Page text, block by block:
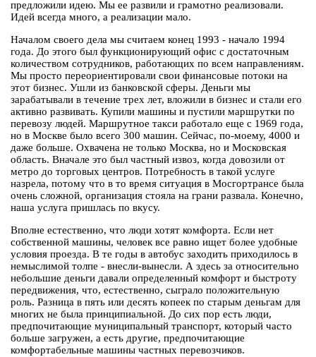
предложили идею. Мы ее развили и грамотно реализовали.
Идей всегда много, а реализации мало.
Началом своего дела мы считаем конец 1993 - начало 1994
года. До этого был функционирующий офис с достаточным
количеством сотрудников, работающих по всем направлениям.
Мы просто переориентировали свои финансовые потоки на
этот бизнес. Ушли из банковской сферы. Деньги мы
зарабатывали в течение трех лет, вложили в бизнес и стали его
активно развивать. Купили машины и пустили маршрутки по
перевозу людей. Маршрутное такси работало еще с 1969 года,
но в Москве было всего 300 машин. Сейчас, по-моему, 4000 и
даже больше. Охвачена не только Москва, но и Московская
область. Вначале это был частный извоз, когда довозили от
метро до торговых центров. Потребность в такой услуге
назрела, потому что в то время ситуация в Мосгортрансе была
очень сложной, организация стояла на грани развала. Конечно,
наша услуга пришлась по вкусу.
Вполне естественно, что люди хотят комфорта. Если нет
собственной машины, человек все равно ищет более удобные
условия проезда. В те годы в автобус заходить приходилось в
немыслимой толпе - внесли-вынесли. А здесь за относительно
небольшие деньги давали определенный комфорт и быстроту
передвижения, что, естественно, сыграло положительную
роль. Разница в пять или десять копеек по старым деньгам для
многих не была принципиальной. До сих пор есть люди,
предпочитающие муниципальный транспорт, который часто
больше загружен, а есть другие, предпочитающие
комфортабельные машины частных перевозчиков.